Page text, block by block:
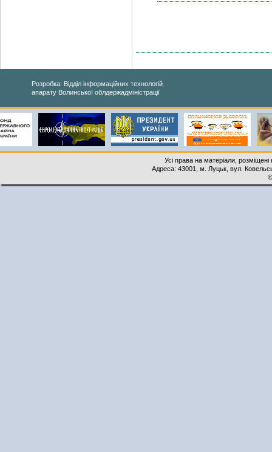
Розробка: Відділ інформаційних технологій
апарату Волинської облдержадміністрації
Усі права на матеріали,
Адреса: 43001, м. Луцьк, вул.